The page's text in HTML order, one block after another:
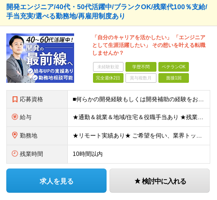
開発エンジニア/40代・50代活躍中/ブランクOK/残業代100％支給/
手当充実/選べる勤務地/再雇用制度あり
「自分のキャリアを活かしたい」 「エンジニア
として生涯活躍したい」 その想いを叶える転職
しませんか？
未経験歓迎 学歴不問 ベテランOK
完全週休2日 賞与複数月 面接1回
応募資格 ■何らかの開発経験もしくは開発補助の経験をお持ちの方 ■学歴不問 ★ブランクのある方、地方在住の方も大歓迎です！
給与 ★通勤＆就業＆地域/住宅＆役職手当あり ★残業代は全額支給 ★選べる給与制度あり！ ★東京・神奈川・千葉・埼玉勤務の場合 月給23.5万円～55万円＋諸手当 （残業代は全額支給） (20,000円の
勤務地 ★リモート実績あり★ ご希望を伺い、業界トップクラス約7,000件の取引事業所数、90,000件以上のプロジェクトから検討をいたします。 全国の取引先での就業となります（沖縄を除く） ※勤務地
残業時間 10時間以内
求人を見る 検討中に入れる